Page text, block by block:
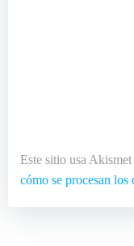
Este sitio usa
cómo se procesan los